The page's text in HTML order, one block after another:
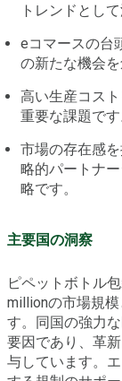
トレンドとし
eコマースの台
の新たな機会を
高い生産コス
重要な課題です
市場の存在感
略的パートナ
略です。
主要国の洞察
ピペットボトル
millionの市場規模
す。同国の強力
要因であり、革
与しています。